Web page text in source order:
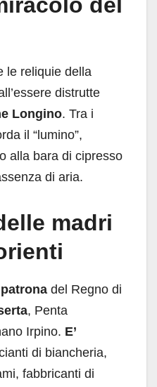
del
le reliquie della
distrutte
Longino. Tra i
il “lumino”,
alla bara di cipresso
di aria.
madri
del Regno di
, Penta
Irpino. E’
di biancheria,
fabbricanti di